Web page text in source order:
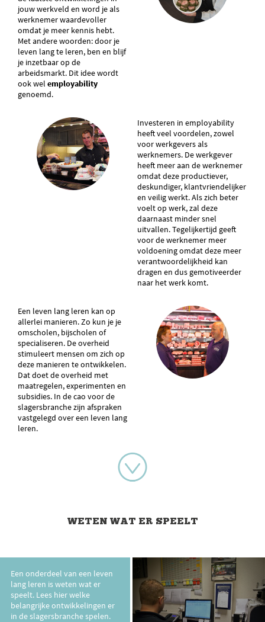
jouw werkveld en word je als
werknemer waardevoller
omdat je meer kennis hebt.
Met andere woorden: door je
leven lang te leren, ben en blijf
je inzetbaar op de
arbeidsmarkt. Dit idee wordt
ook wel employability
genoemd.
Investeren in employability
heeft veel voordelen, zowel
voor werkgevers als
werknemers. De werkgever
heeft meer aan de werknemer
omdat deze productiever,
deskundiger, klantvriendelijker
en veilig werkt. Als zich beter
voelt op werk, zal deze
daarnaast minder snel
uitvallen. Tegelijkertijd geeft
voor de werknemer meer
voldoening omdat deze meer
verantwoordelijkheid kan
dragen en dus gemotiveerder
naar het werk komt.
Een leven lang leren kan op
allerlei manieren. Zo kun je je
omscholen, bijscholen of
specialiseren. De overheid
stimuleert mensen om zich op
deze manieren te ontwikkelen.
Dat doet de overheid met
maatregelen, experimenten en
subsidies. In de cao voor de
slagersbranche zijn afspraken
vastgelegd over een leven lang
leren.
WETEN WAT ER SPEELT
Een onderdeel van een leven
lang leren is weten wat er
speelt. Lees hier welke
belangrijke ontwikkelingen er
in de slagersbranche spelen.